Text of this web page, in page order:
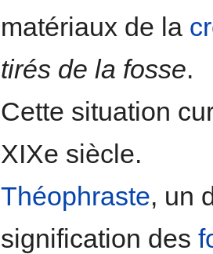
matériaux de la
tirés de la fosse.
Cette situation
XIXe siècle.
Théophraste, un
signification des